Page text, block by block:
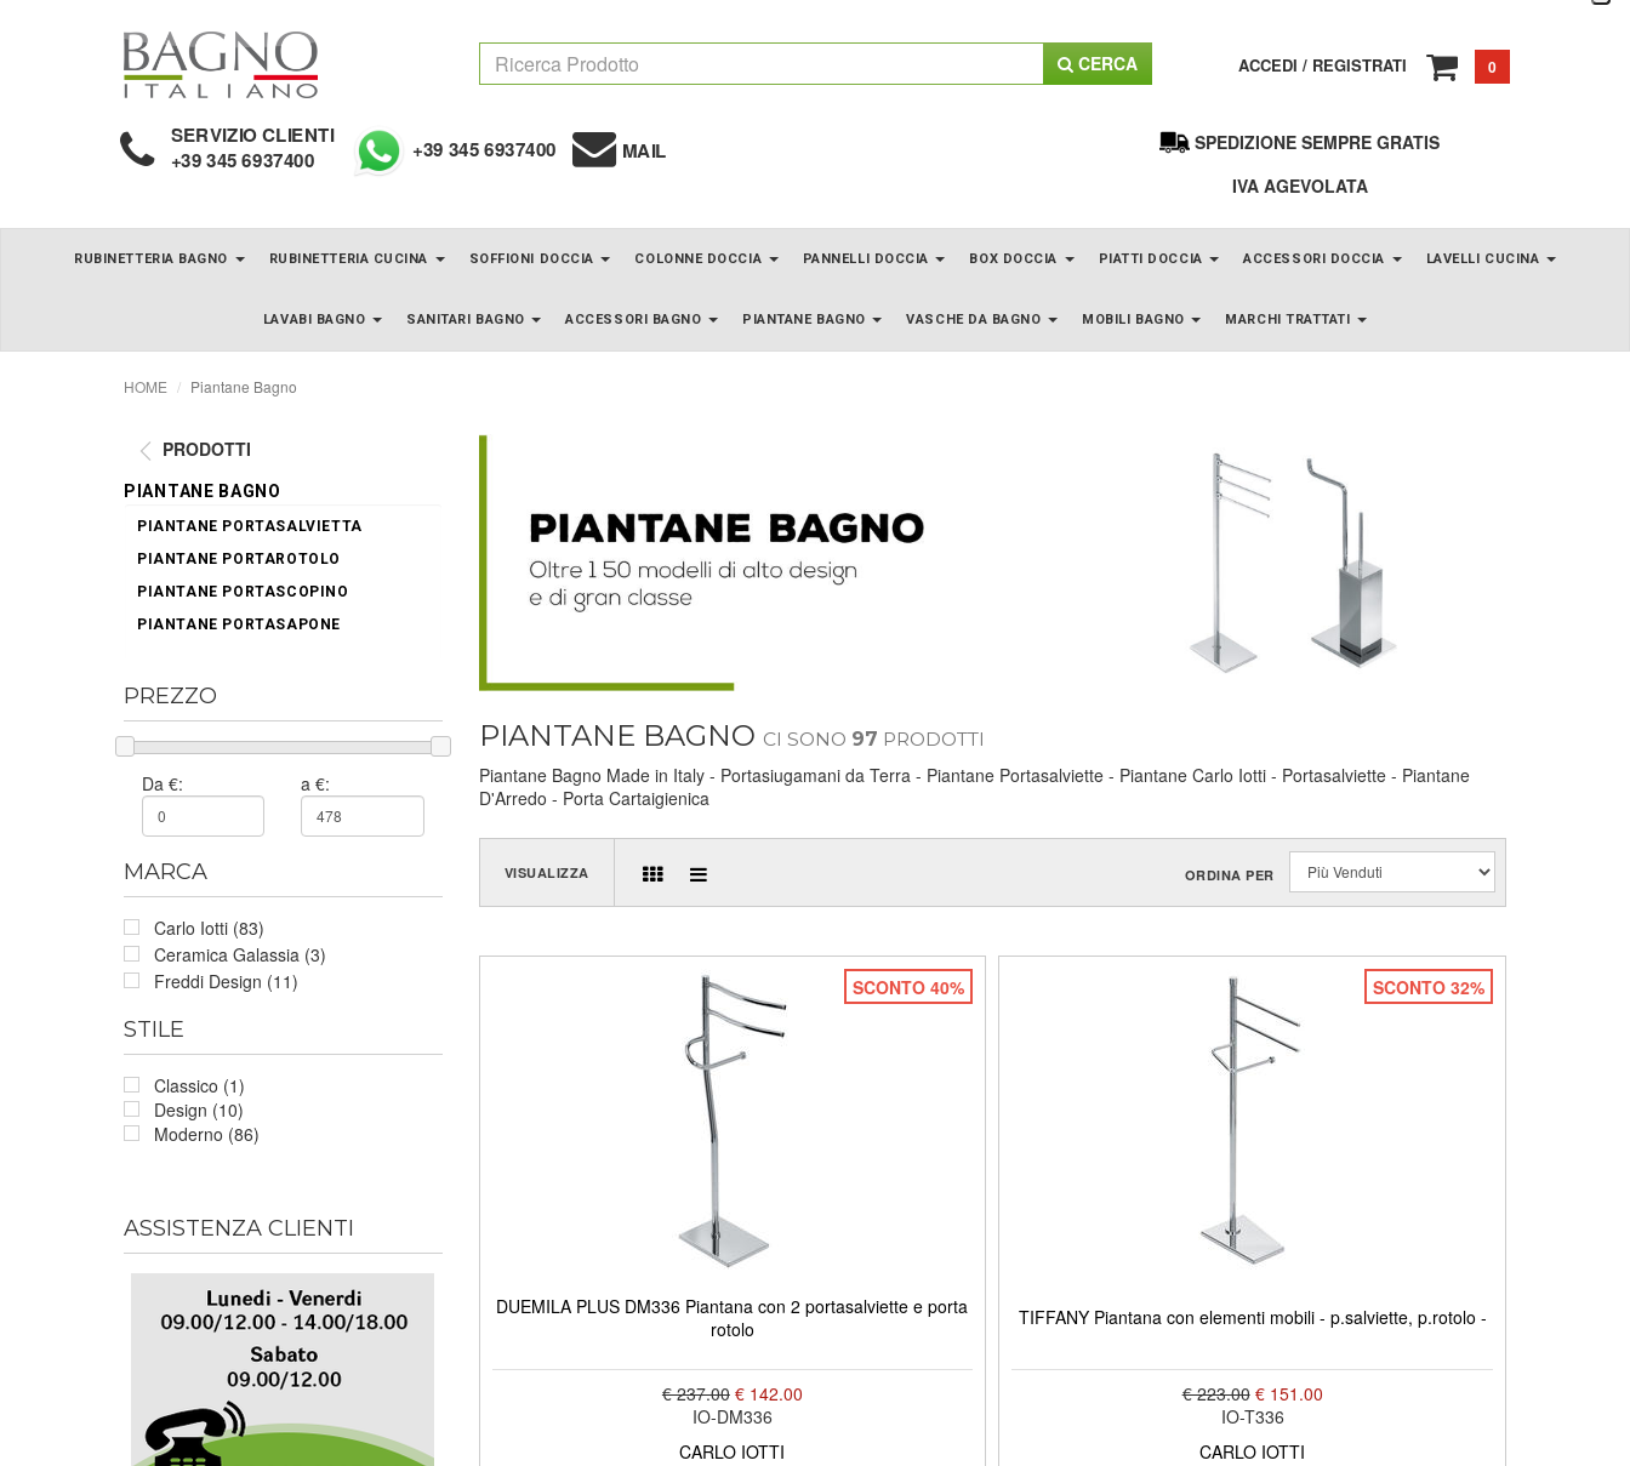
CERCA ACCEDI / REGISTRATI 0
SERVIZIO CLIENTI
+39 345 6937400 +39 345 6937400 MAIL
SPEDIZIONE SEMPRE GRATIS
IVA AGEVOLATA
RUBINETTERIA BAGNO RUBINETTERIA CUCINA SOFFIONI DOCCIA COLONNE DOCCIA PANNELLI DOCCIA BOX DOCCIA PIATTI DOCCIA ACCESSORI DOCCIA LAVELLI CUCINA
LAVABI BAGNO SANITARI BAGNO ACCESSORI BAGNO PIANTANE BAGNO VASCHE DA BAGNO MOBILI BAGNO MARCHI TRATTATI
HOME Piantane Bagno
PRODOTTI
PIANTANE BAGNO
PIANTANE PORTASALVIETTA
PIANTANE PORTAROTOLO
PIANTANE PORTASCOPINO
PIANTANE PORTASAPONE
PREZZO
Da €: a €:
MARCA
Carlo Iotti (83)
Ceramica Galassia (3)
Freddi Design (11)
STILE
Classico (1)
Design (10)
Moderno (86)
ASSISTENZA CLIENTI
PIANTANE BAGNO CI SONO 97 PRODOTTI
Piantane Bagno Made in Italy - Portasiugamani da Terra - Piantane Portasalviette - Piantane Carlo Iotti - Portasalviette - Piantane
D'Arredo - Porta Cartaigienica
VISUALIZZA ORDINA PER
SCONTO 40%
DUEMILA PLUS DM336 Piantana con 2 portasalviette e porta
rotolo
€ 237.00 € 142.00
IO-DM336
CARLO IOTTI
SCONTO 32%
TIFFANY Piantana con elementi mobili - p.salviette, p.rotolo -
€ 223.00 € 151.00
IO-T336
CARLO IOTTI